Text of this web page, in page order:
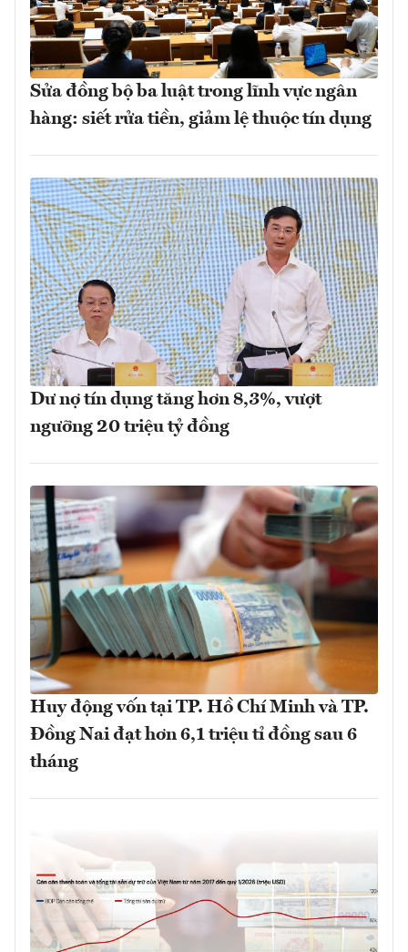
Sửa đồng bộ ba luật trong lĩnh vực ngân
hàng: siết rửa tiền, giảm lệ thuộc tín dụng
Dư nợ tín dụng tăng hơn 8,3%, vượt
ngưỡng 20 triệu tỷ đồng
Huy động vốn tại TP. Hồ Chí Minh và TP.
Đồng Nai đạt hơn 6,1 triệu tỉ đồng sau 6
tháng